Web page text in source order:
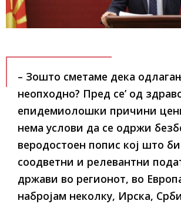
– Зошто сметаме дека
неопходно? Пред се’ од
епидемиолошки причини
нема услови да се одржи
веродостоен попис кој што
соодветни и релевантни
држави во регионот, во
набројам неколку, Ирска,